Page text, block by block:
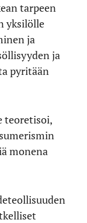
tarpeen
yksilölle
ja
ja
pyritään
teoretisoi,
monena